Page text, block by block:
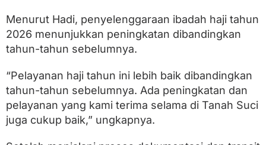
Menurut Hadi, penyelenggaraan ibadah haji tahun
2026 menunjukkan peningkatan dibandingkan
tahun-tahun sebelumnya.
“Pelayanan haji tahun ini lebih baik dibandingkan
tahun-tahun sebelumnya. Ada peningkatan dan
pelayanan yang kami terima selama di Tanah Suci
juga cukup baik,” ungkapnya.